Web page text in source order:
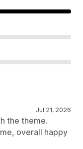
Jul 21, 2026
the theme.
overall happy